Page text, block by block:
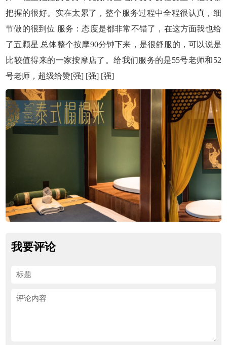
把握的很好。实在太累了，整个服务过程中全程很认真，细
节做的很到位 服务：态度是都非常不错了，在这方面我也给
了五颗星 总体整个按摩90分钟下来，是很舒服的，可以说是
比较值得来的一家按摩店了。给我们服务的是55号老师和52
号老师，超级给赞[强] [强] [强]
我要评论